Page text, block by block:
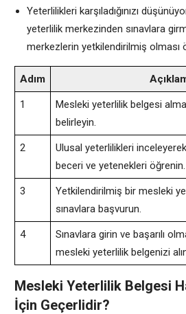
Yeterlilikleri karşıladığınızı
yeterlilik merkezinden sınavlara
merkezlerin yetkilendirilmiş olması
Adım
1
Mesleki yeterlilik belgesi
belirleyin.
2
Ulusal yeterlilikleri
beceri ve yetenekleri öğrenin.
3
Yetkilendirilmiş bir mesleki
sınavlara başvurun.
4
Sınavlara girin ve başarılı
mesleki yeterlilik belgenizi
Mesleki Yeterlilik Belgesi
İçin Geçerlidir?